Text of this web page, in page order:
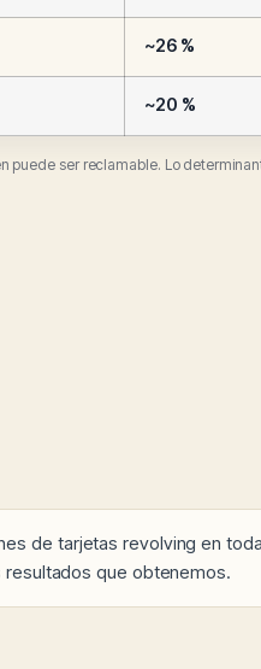
~26 %
~20 %
puede ser reclamable. Lo
de tarjetas revolving en
resultados que obtenemos.